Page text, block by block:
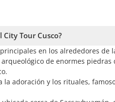
Tour Cusco?
en los alrededores de
de enormes
la adoración y los rituales,